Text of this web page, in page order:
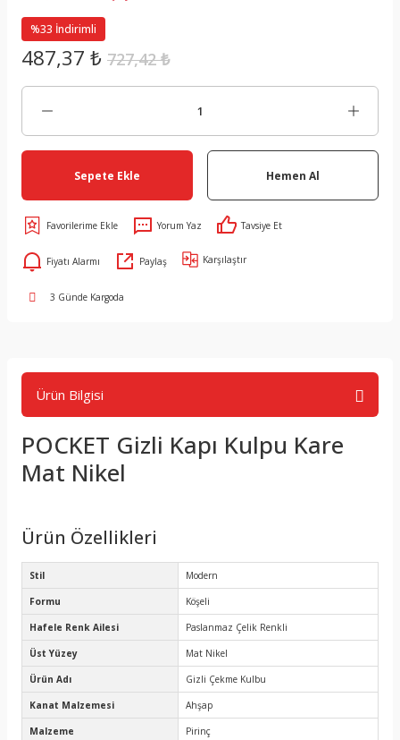
%33 İndirimli
487,37 ₺ 727,42 ₺
Sepete Ekle Hemen Al
Yorum Yaz Tavsiye Et
Fiyatı Alarmı Paylaş Karşılaştır
3 Günde Kargoda
Ürün Bilgisi
POCKET Gizli Kapı Kulpu Kare
Mat Nikel
Ürün Özellikleri
Stil Modern
Formu Köşeli
Hafele Renk Ailesi Paslanmaz Çelik Renkli
Üst Yüzey Mat Nikel
Ürün Adı Gizli Çekme Kulbu
Kanat Malzemesi Ahşap
Malzeme Pirinç